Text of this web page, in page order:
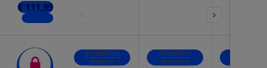
€ 111,99
4 winkels
Smoothies
maken
Groenten
pureren